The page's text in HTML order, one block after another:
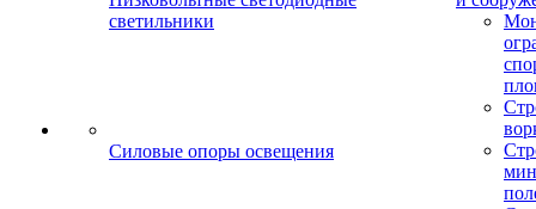
светильники
Силовые опоры освещения